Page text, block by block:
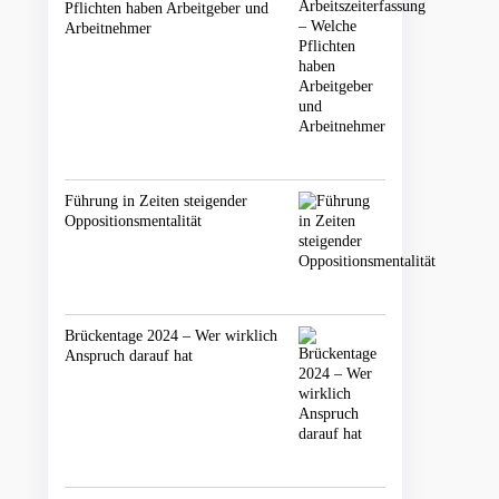
Pflichten haben Arbeitgeber und
Arbeitnehmer
Führung in Zeiten steigender
Oppositionsmentalität
Brückentage 2024 – Wer wirklich
Anspruch darauf hat